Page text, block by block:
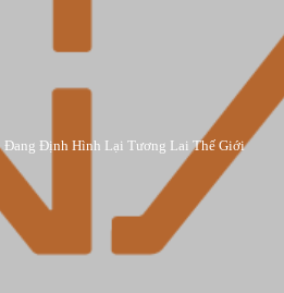
Đang Định Hình Lại Tương Lai Thế Giới